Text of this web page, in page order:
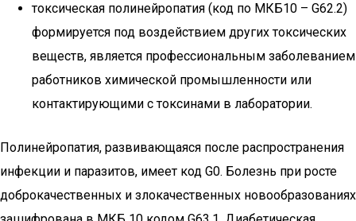
токсическая полинейропатия (код по МКБ10 – G62.2)
формируется под воздействием других токсических
веществ, является профессиональным заболеванием
работников химической промышленности или
контактирующими с токсинами в лаборатории.
Полинейропатия, развивающаяся после распространения
инфекции и паразитов, имеет код G0. Болезнь при росте
доброкачественных и злокачественных новообразованиях